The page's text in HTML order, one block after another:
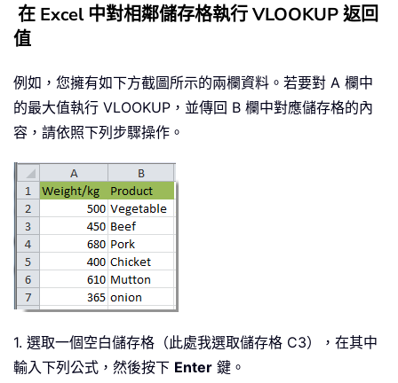
在 Excel 中對相鄰儲存格執行 VLOOKUP 返回
值
例如，您擁有如下方截圖所示的兩欄資料。若要對 A 欄中
的最大值執行 VLOOKUP，並傳回 B 欄中對應儲存格的內
容，請依照下列步驟操作。
1. 選取一個空白儲存格（此處我選取儲存格 C3），在其中
輸入下列公式，然後按下 Enter 鍵。